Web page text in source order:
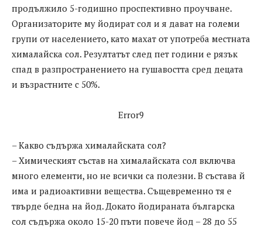
продължило 5-годишно проспективно проучване.
Организаторите му йодират сол и я дават на големи
групи от населението, като махат от употреба местната
хималайска сол. Резултатът след пет години е рязък
спад в разпространението на гушавостта сред децата
и възрастните с 50%.
Error9
– Какво съдържа хималайската сол?
– Химическият състав на хималайската сол включва
много елементи, но не всички са полезни. В състава й
има и радиоактивни вещества. Същевременно тя е
твърде бедна на йод. Докато йодираната българска
сол съдържа около 15-20 пъти повече йод – 28 до 55